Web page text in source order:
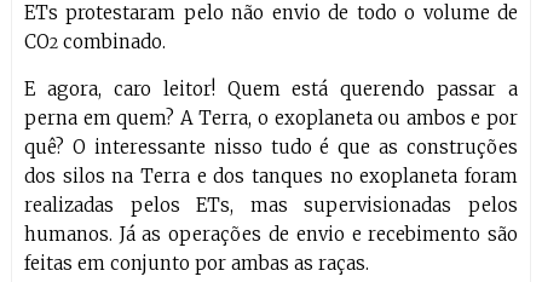
ETs protestaram pelo não envio de todo o volume de
CO2combinado.
E agora, caro leitor! Quem está querendo passar a
perna em quem? A Terra, o exoplaneta ou ambos e por
quê? O interessante nisso tudo é que as construções
dos silos na Terra e dos tanques no exoplaneta foram
realizadas pelos ETs, mas supervisionadas pelos
humanos. Já as operações de envio e recebimento são
feitas em conjunto por ambas as raças.